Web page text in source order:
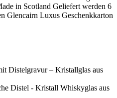
in Scotland Geliefert werden 6
Glencairn Luxus Geschenkkarton